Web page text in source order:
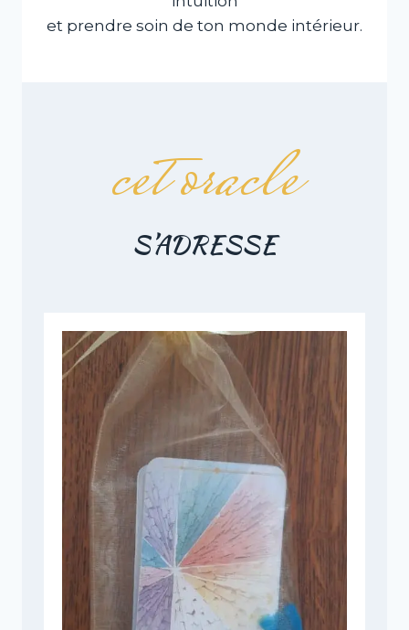
et prendre soin de ton monde intérieur.
cet oracle
S’ADRESSE